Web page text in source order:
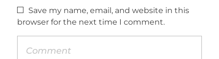
Save my name, email, and website in this
browser for the next time I comment.